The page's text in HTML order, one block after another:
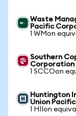
Waste
Pacific
1 WMon
Southern
Corporation
1 SCCOon
Huntington
Union
1 HIIon